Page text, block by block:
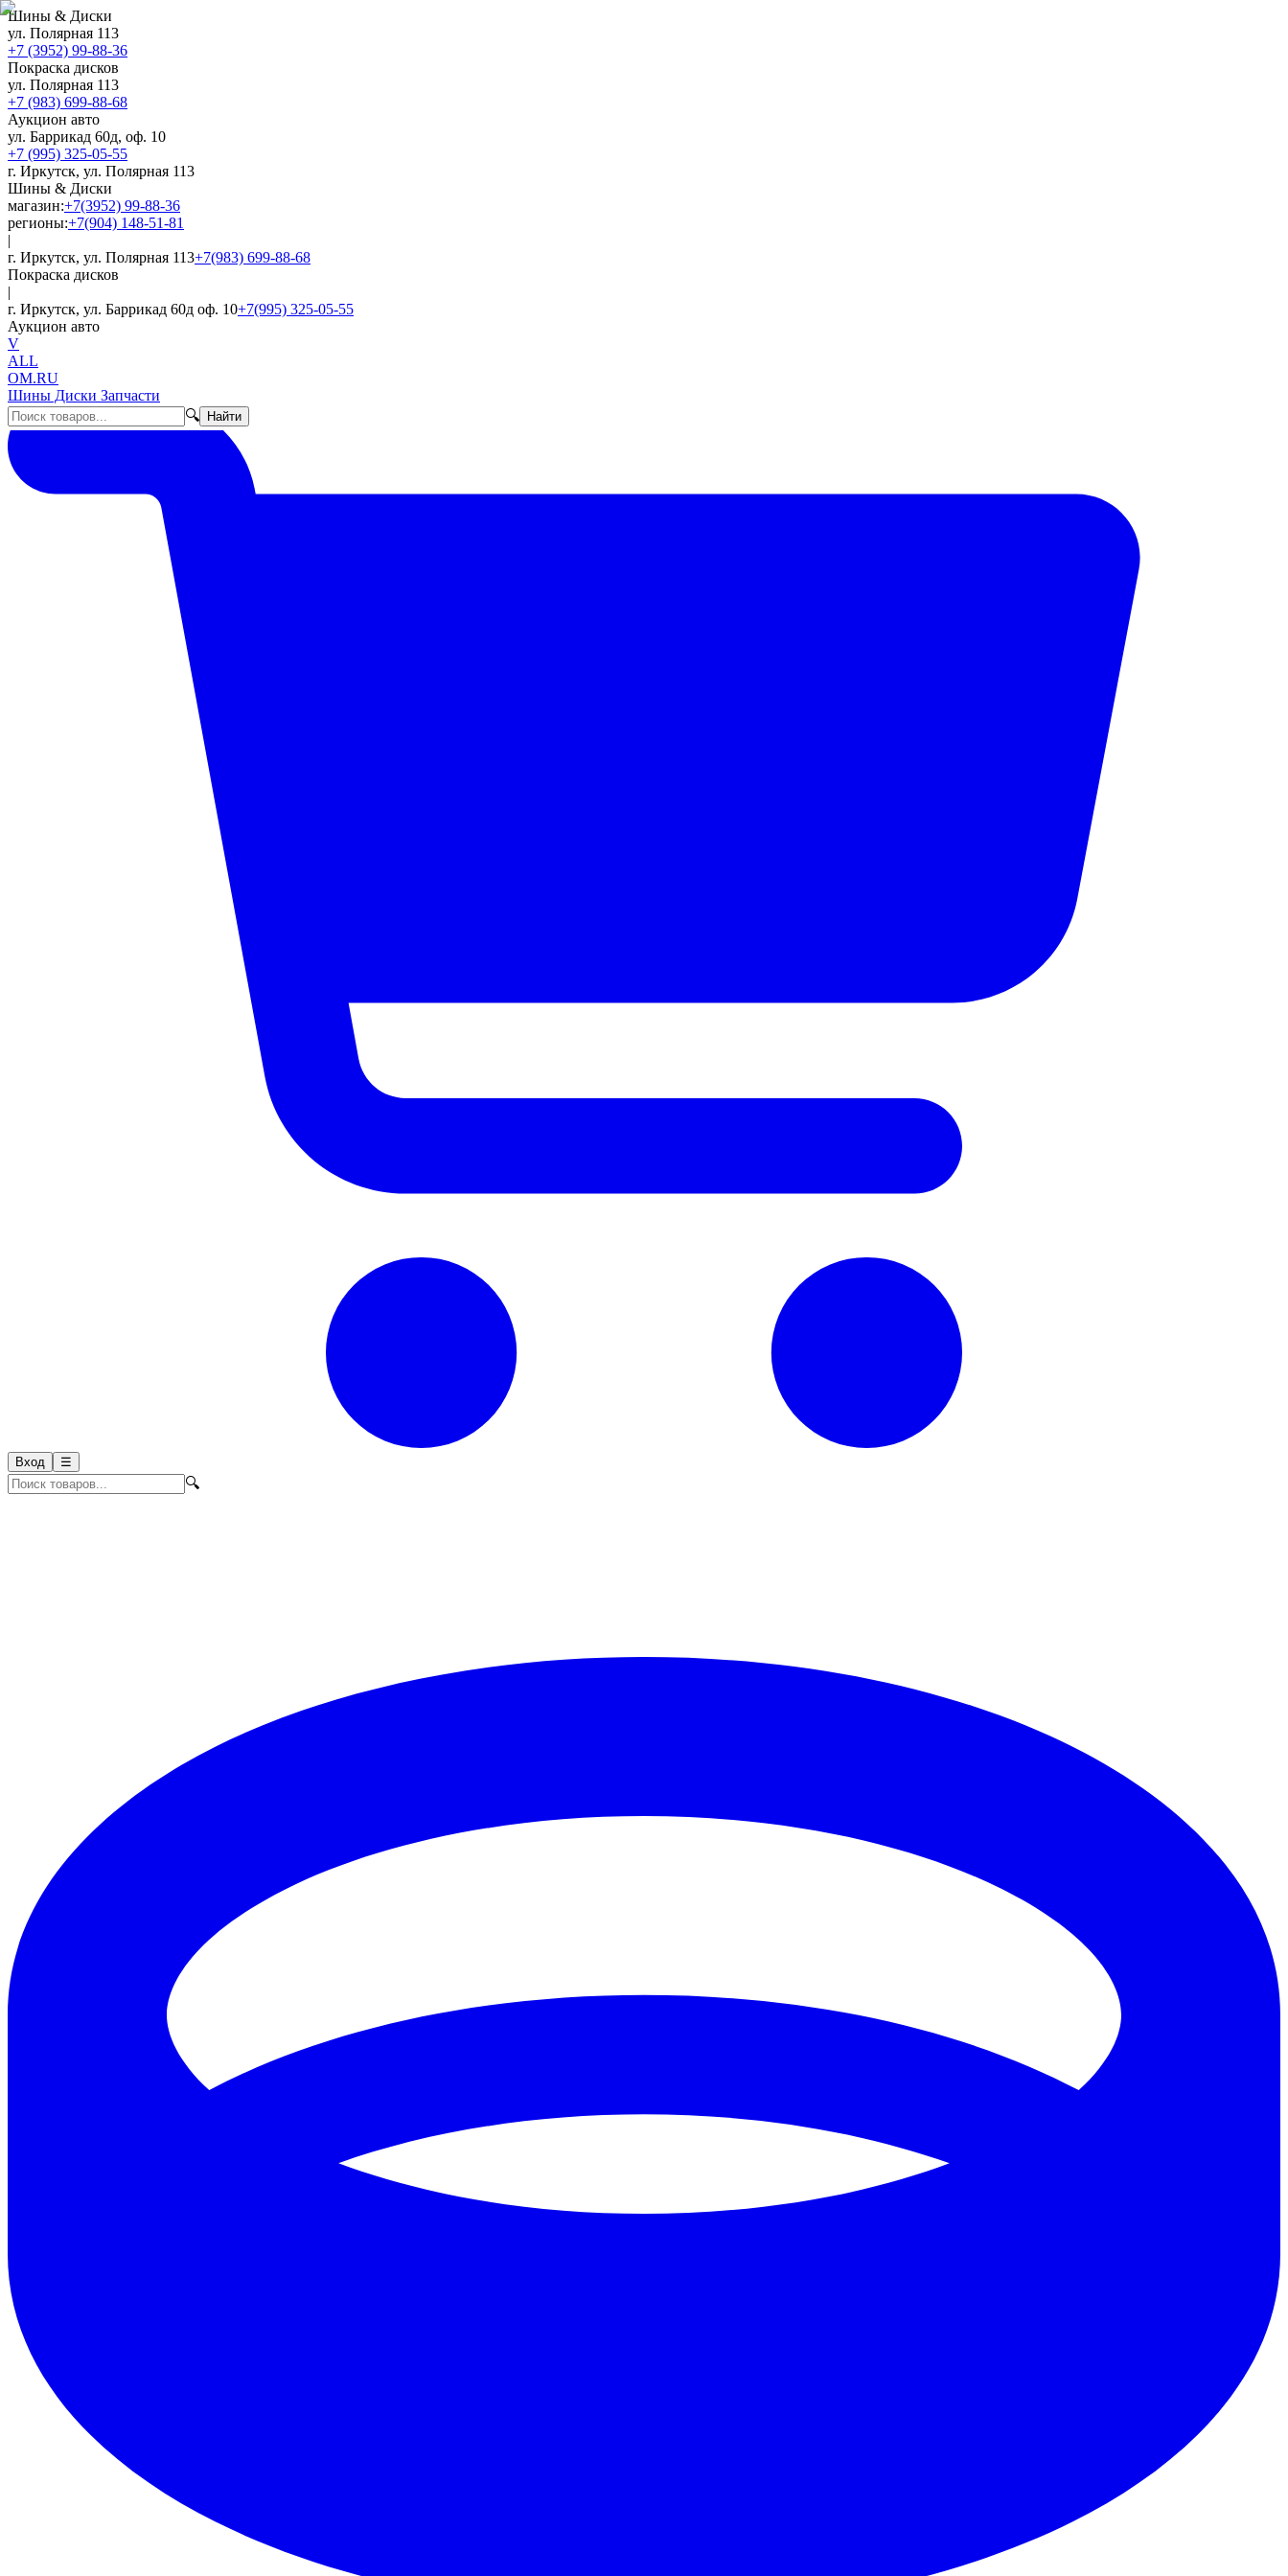
Шины & Диски
ул. Полярная 113
+7 (3952) 99-88-36
Покраска дисков
ул. Полярная 113
+7 (983) 699-88-68
Аукцион авто
ул. Баррикад 60д, оф. 10
+7 (995) 325-05-55
г. Иркутск, ул. Полярная 113
Шины & Диски
магазин:+7(3952) 99-88-36
регионы:+7(904) 148-51-81
|
г. Иркутск, ул. Полярная 113+7(983) 699-88-68
Покраска дисков
|
г. Иркутск, ул. Баррикад 60д оф. 10+7(995) 325-05-55
Аукцион авто
V
ALL
OM.RU
Шины Диски Запчасти
🔍
Найти
Вход ☰
🔍